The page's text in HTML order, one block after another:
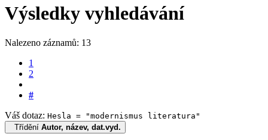
Výsledky vyhledávání
Nalezeno záznamů: 13
1
2
#
Váš dotaz: Hesla = "modernismus literatura"
Třídění Autor, název, dat.vyd.